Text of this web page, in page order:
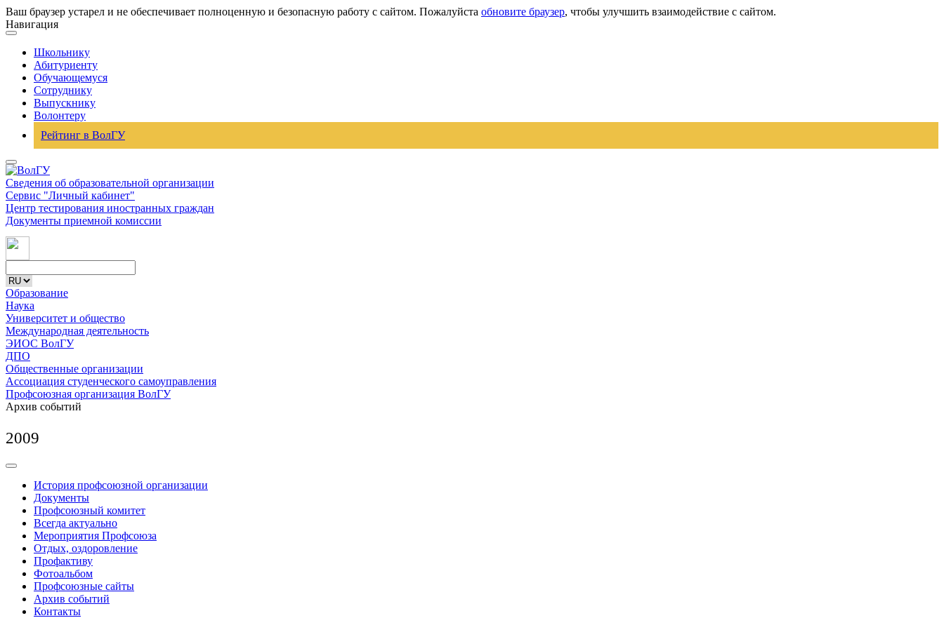
Ваш браузер устарел и не обеспечивает полноценную и безопасную работу с сайтом. Пожалуйста обновите браузер, чтобы улучшить взаимодействие с сайтом.
Навигация
Школьнику
Абитуриенту
Обучающемуся
Сотруднику
Выпускнику
Волонтеру
Рейтинг в ВолГУ
Сведения об образовательной организации
Сервис "Личный кабинет"
Центр тестирования иностранных граждан
Документы приемной комиссии
Образование
Наука
Университет и общество
Международная деятельность
ЭИОС ВолГУ
ДПО
Общественные организации
Ассоциация студенческого самоуправления
Профсоюзная организация ВолГУ
Архив событий
2009
История профсоюзной организации
Документы
Профсоюзный комитет
Всегда актуально
Мероприятия Профсоюза
Отдых, оздоровление
Профактиву
Фотоальбом
Профсоюзные сайты
Архив событий
Контакты